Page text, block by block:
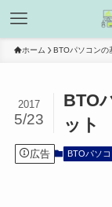
ホーム BTOパソコンの
BTO
ット
2017
5/23
広告 BTOパソ